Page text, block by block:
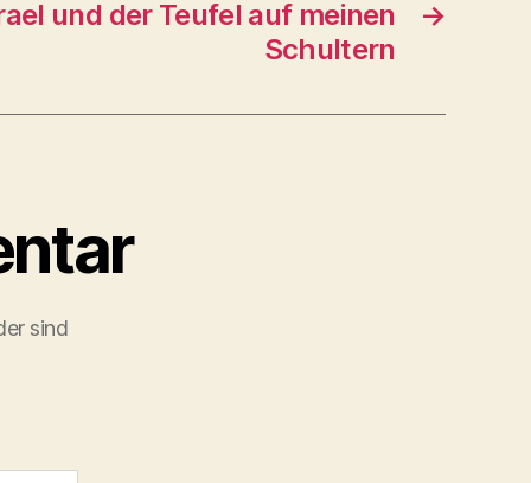
→
und der Teufel auf meinen
Schultern
sind